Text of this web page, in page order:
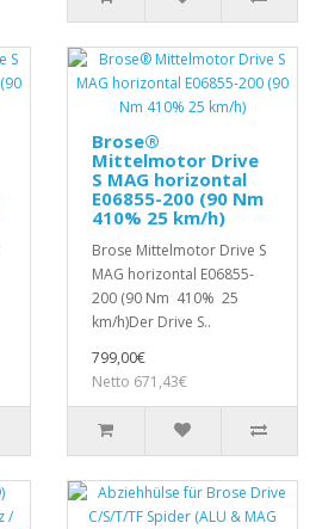
Brose®
Mittelmotor Drive
S MAG horizontal
E06855-200 (90 Nm
410% 25 km/h)
Brose Mittelmotor Drive S
MAG horizontal E06855-
200 (90 Nm 410% 25
km/h)Der Drive S..
799,00€
Netto 671,43€